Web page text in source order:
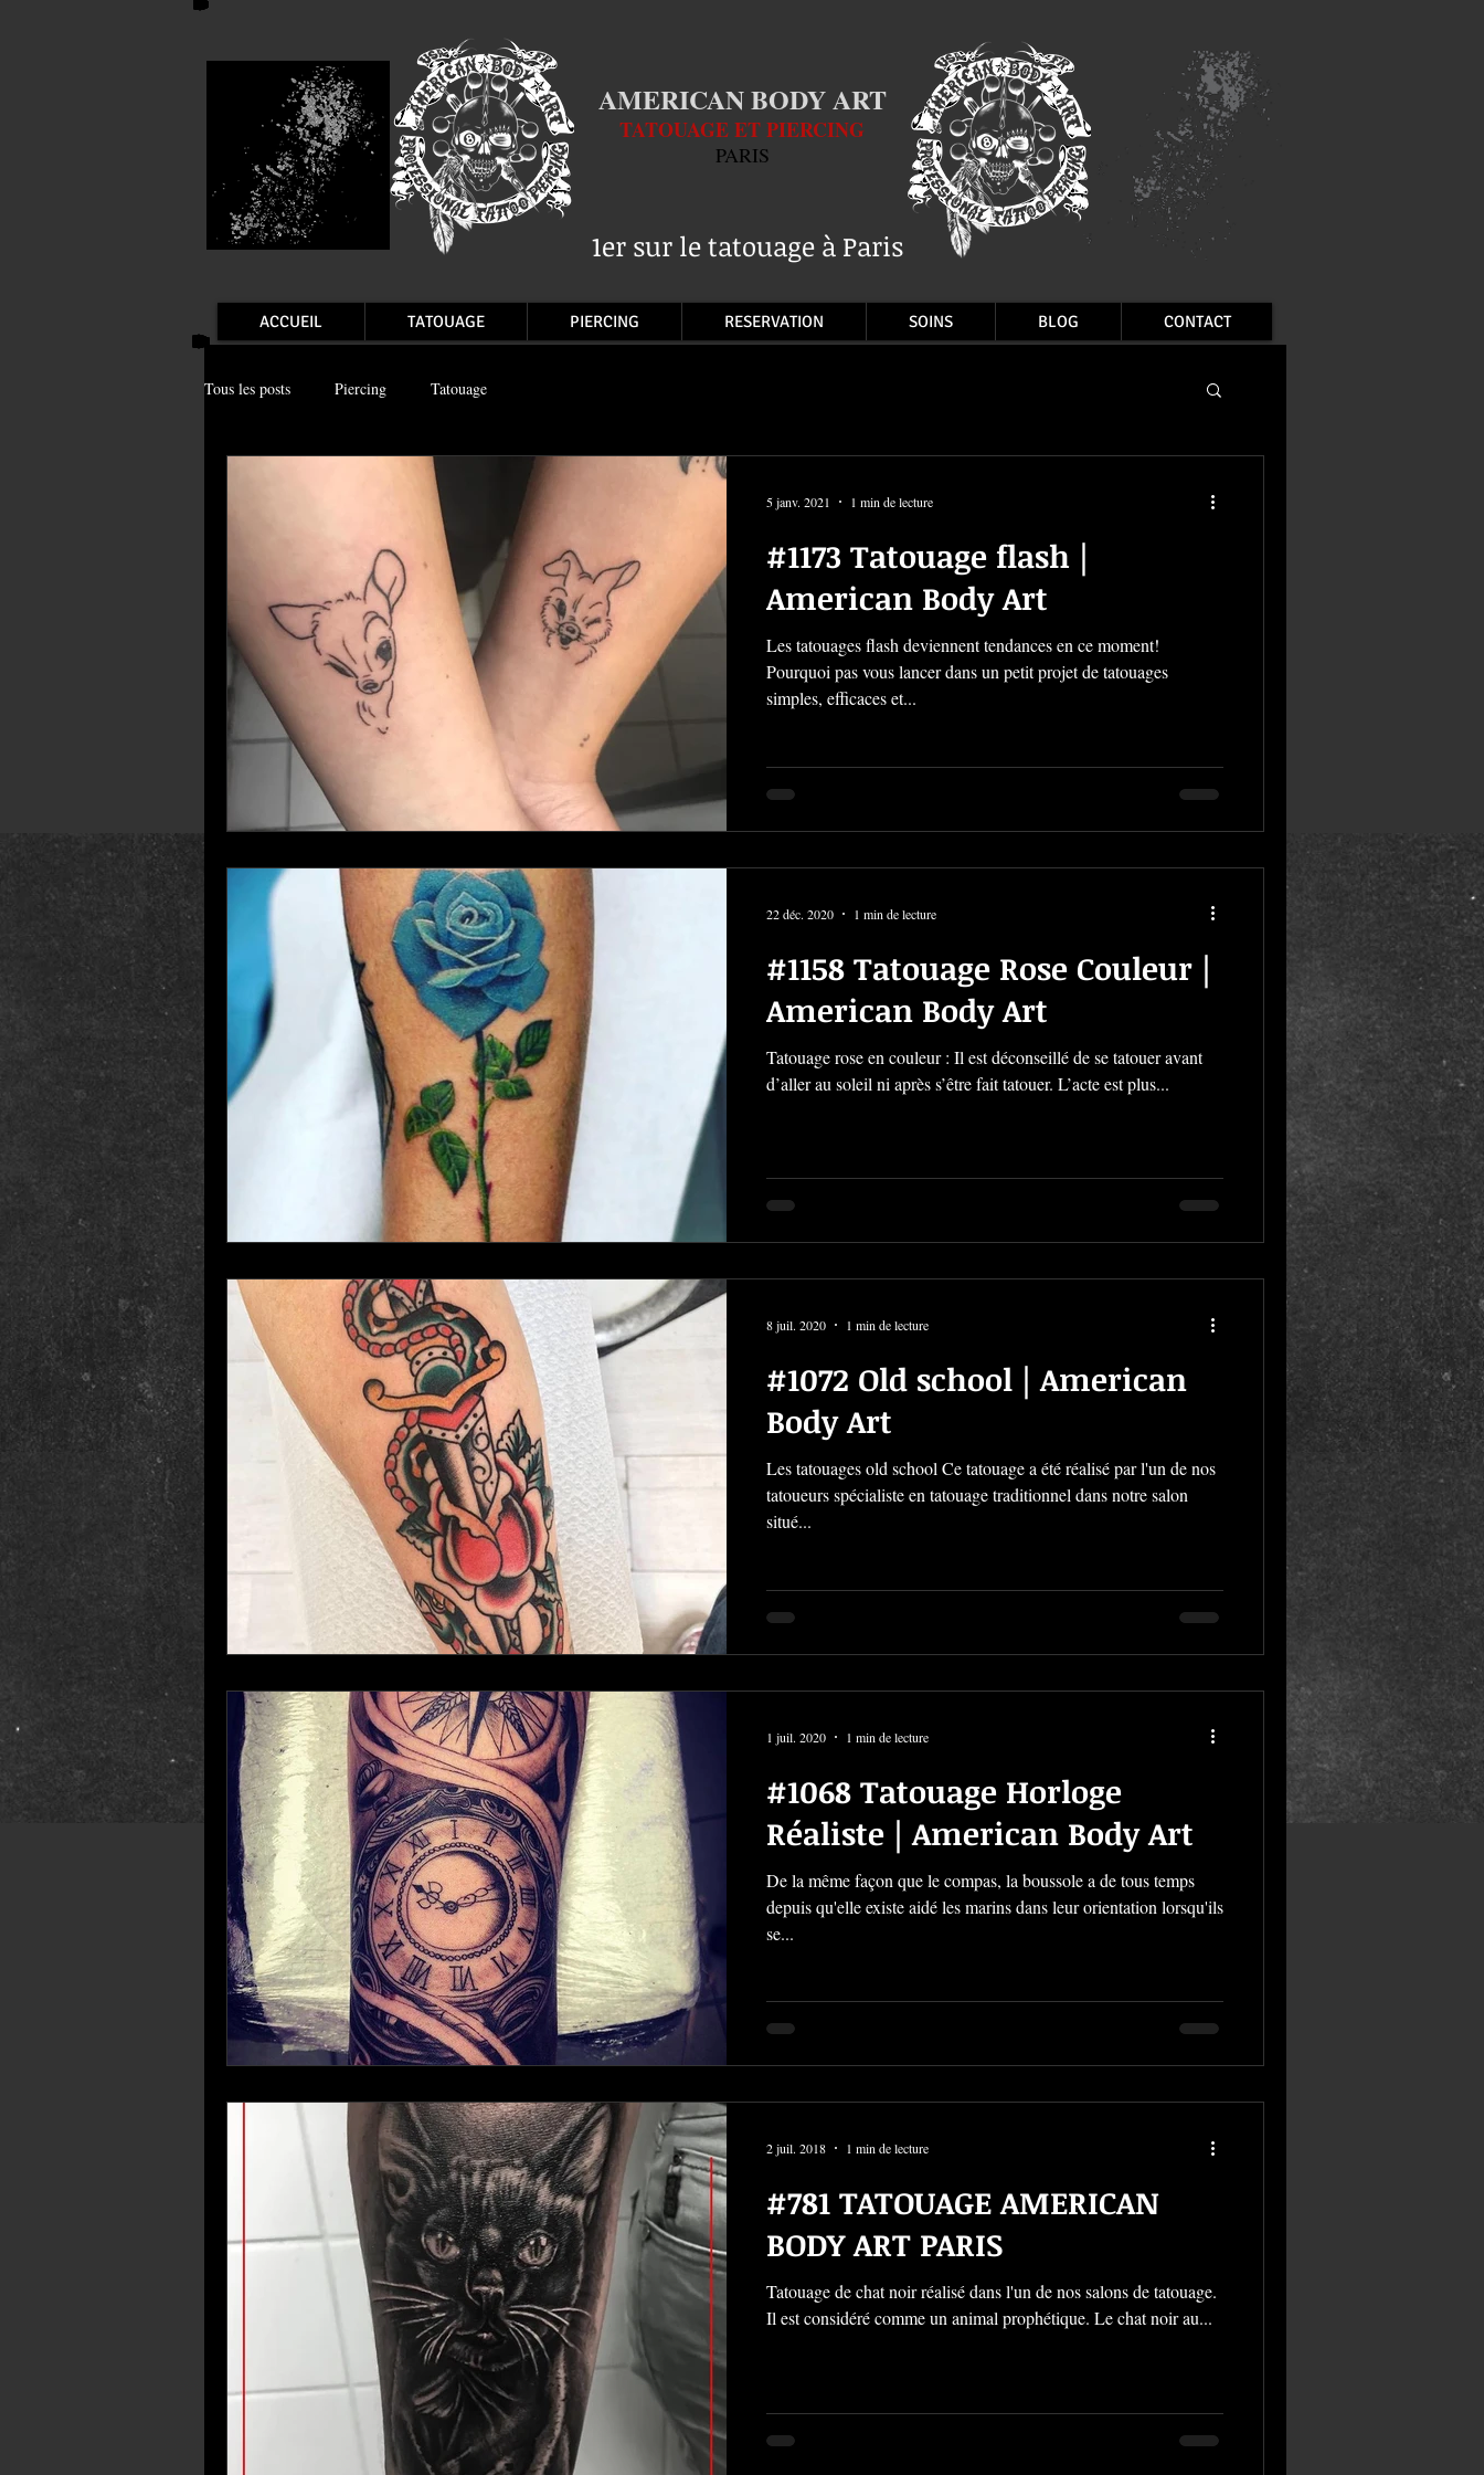
AMERICAN BODY ART
TATOUAGE ET PIERCING
PARIS
1er sur le tatouage à Paris
ACCUEIL TATOUAGE PIERCING RESERVATION SOINS BLOG CONTACT
Tous les posts Piercing Tatouage
#1173 Tatouage flash |
American Body Art
Les tatouages flash deviennent tendances en ce moment!
Pourquoi pas vous lancer dans un petit projet de tatouages
simples, efficaces et...
5 janv. 2021 1 min de lecture
#1158 Tatouage Rose Couleur |
American Body Art
Tatouage rose en couleur : Il est déconseillé de se tatouer avant
d’aller au soleil ni après s’être fait tatouer. L’acte est plus...
22 déc. 2020 1 min de lecture
#1072 Old school | American
Body Art
Les tatouages old school Ce tatouage a été réalisé par l'un de nos
tatoueurs spécialiste en tatouage traditionnel dans notre salon
situé...
8 juil. 2020 1 min de lecture
#1068 Tatouage Horloge
Réaliste | American Body Art
De la même façon que le compas, la boussole a de tous temps
depuis qu'elle existe aidé les marins dans leur orientation lorsqu'ils
se...
1 juil. 2020 1 min de lecture
#781 TATOUAGE AMERICAN
BODY ART PARIS
Tatouage de chat noir réalisé dans l'un de nos salons de tatouage.
Il est considéré comme un animal prophétique. Le chat noir au...
2 juil. 2018 1 min de lecture